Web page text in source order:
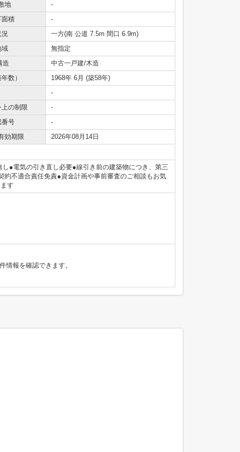
地
-
面積
-
況
一方(南 公道 7.5m 間口 6.9m)
域
無指定
造
中古一戸建/木造
数）
1968年 6月 (築58年)
-
の制限
-
番号
-
効期限
2026年08月14日
●電気の引き直し必要●線引き前の建築物につき、第三
不適合責任免責●資金計画や事前審査のご相談もお気
す
情報を確認できます。